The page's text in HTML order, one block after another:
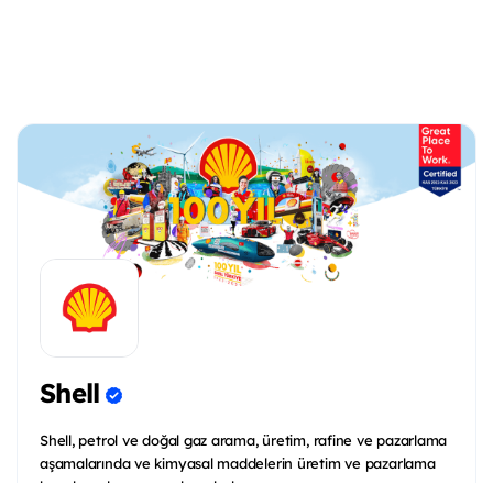
Shell
Shell, petrol ve doğal gaz arama, üretim, rafine ve pazarlama
aşamalarında ve kimyasal maddelerin üretim ve pazarlama